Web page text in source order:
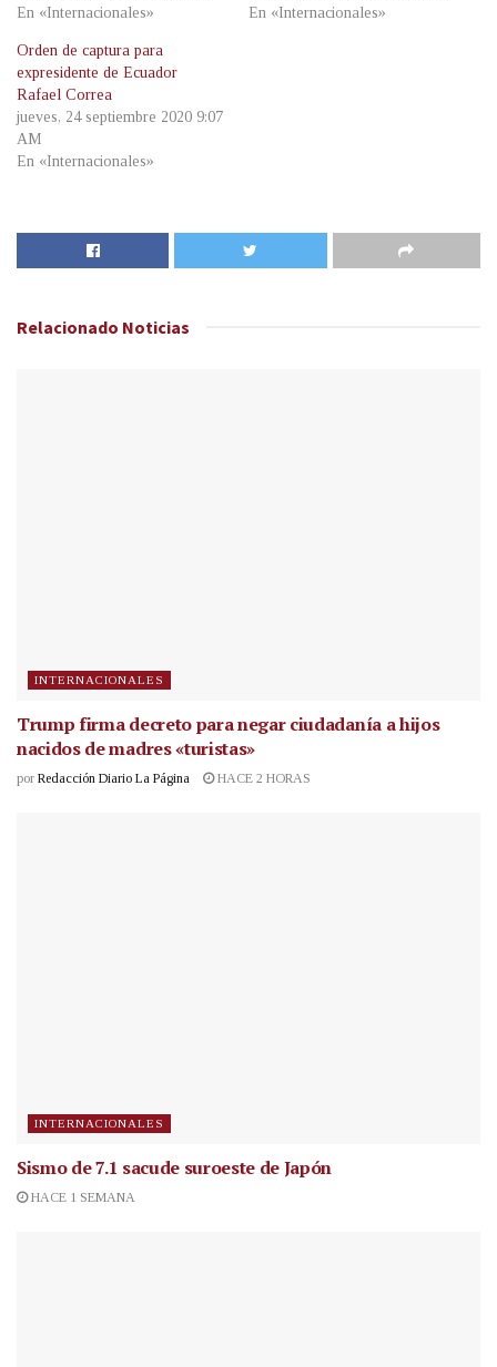
En «Internacionales»
En «Internacionales»
Orden de captura para
expresidente de Ecuador
Rafael Correa
jueves, 24 septiembre 2020 9:07
AM
En «Internacionales»
Relacionado Noticias
INTERNACIONALES
Trump firma decreto para negar ciudadanía a hijos
nacidos de madres «turistas»
por Redacción Diario La Página HACE 2 HORAS
INTERNACIONALES
Sismo de 7.1 sacude suroeste de Japón
HACE 1 SEMANA